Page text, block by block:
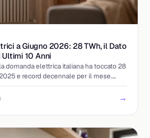
a Giugno 2026: 28 TWh, il Dato
10 Anni
domanda elettrica italiana ha toccato 28
e record decennale per il mese.
prezzi e bollette.
→